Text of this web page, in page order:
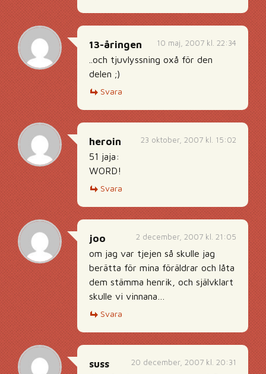
10 maj, 2007 kl. 22:34
13-åringen
..och tjuvlyssning oxå för den
delen ;)
Svara
23 oktober, 2007 kl. 15:02
heroin
51 jaja:
WORD!
Svara
2 december, 2007 kl. 21:05
joo
om jag var tjejen så skulle jag
berätta för mina föräldrar och låta
dem stämma henrik, och självklart
skulle vi vinnana…
Svara
20 december, 2007 kl. 20:31
suss